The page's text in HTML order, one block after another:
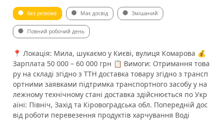
Без резюме Має досвід Змішаний
Повний робочий день
📍 Локація: Мила, шукаємо у Києві, вулиця Комарова 💰
Зарплата 50 000 – 60 000 грн 📋 Вимоги: Отримання това
ру на складі згідно з ТТН доставка товару згідно з трансп
ортними заявками підтримка транспортного засобу у на
лежному технічному стані доставка здійснюється по Укр
аїні: Північ, Захід та Кіровоградська обл. Попередній дос
від роботи перевезення продуктів харчування Воді